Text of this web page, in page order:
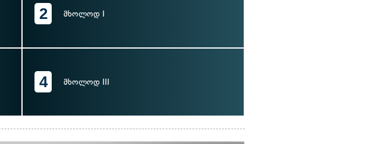
2 მხოლოდ I
4 მხოლოდ III